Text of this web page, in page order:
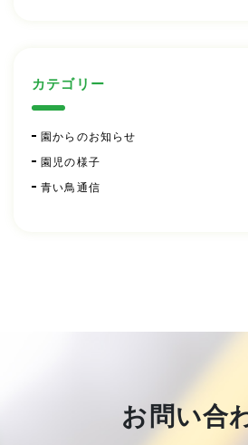
カテゴリー
園からのお知らせ
園児の様子
青い鳥通信
お問い合